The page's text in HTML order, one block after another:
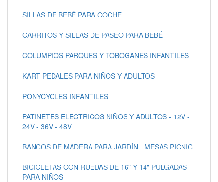
SILLAS DE BEBÉ PARA COCHE
CARRITOS Y SILLAS DE PASEO PARA BEBÉ
COLUMPIOS PARQUES Y TOBOGANES INFANTILES
KART PEDALES PARA NIÑOS Y ADULTOS
PONYCYCLES INFANTILES
PATINETES ELECTRICOS NIÑOS Y ADULTOS - 12V -
24V - 36V - 48V
BANCOS DE MADERA PARA JARDÍN - MESAS PICNIC
BICICLETAS CON RUEDAS DE 16" Y 14" PULGADAS
PARA NIÑOS